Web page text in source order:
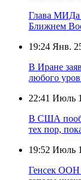
Глава МИДа
Ближнем
19:24 Янв.
В Иране
любого
22:41 Июль
В США
тех пор,
19:52 Июль
Генсек ООН